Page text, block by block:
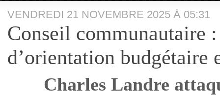
VENDREDI 21 NOVEMBRE 2025 À 05:31
Conseil communautaire
d’orientation budgétaire
Charles Landre